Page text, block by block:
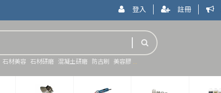
登入 註冊
石材美容 石材研磨 混凝土研磨 防古刷 美容膠 石材加工廠